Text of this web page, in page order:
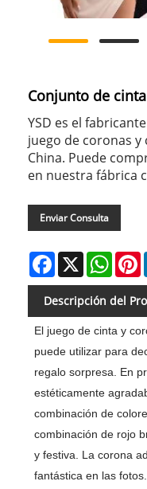
Conjunto de
YSD es el
juego de coronas
China. Puede
en nuestra fábrica
Enviar Consulta
Facebook
X
Descripción del
El juego de cinta y
puede utilizar para
regalo sorpresa. En
estéticamente
combinación de
combinación de rojo
y festiva. La corona
fantástica en las